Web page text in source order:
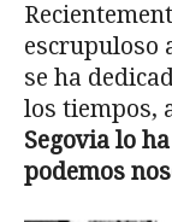
escrupuloso
se ha
los tiempos,
Segovia lo
podemos